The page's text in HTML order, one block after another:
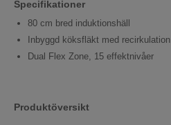
Specifikationer
80 cm bred induktionshäll
Inbyggd köksfläkt med recirkulation
Dual Flex Zone, 15 effektnivåer
Produktöversikt